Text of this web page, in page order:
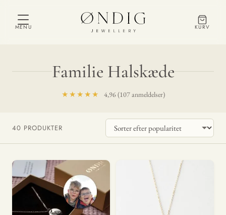
MENU KURV
Familie Halskæde
★★★★★ 4,96 (107 anmeldelser)
40 PRODUKTER Webshop ordre